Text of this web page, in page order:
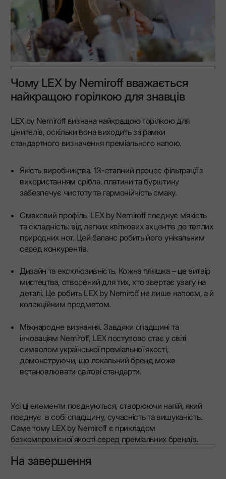
Чому LEX by Nemiroff вважається
найкращою горілкою для знавців
LEX by Nemiroff визнана найкращою горілкою для
цінителів, оскільки вона виходить за рамки
стандартного визначення преміального напою.
Якість виробництва. 13-етапний процес фільтрації з
використанням срібла, платини та бурштину
забезпечує чистоту та гармонійність смаку.
Смаковий профіль. LEX by Nemiroff поєднує м’якість
та складність: від легких квіткових акцентів до теплих
природних нот. Цей баланс робить його унікальним
серед конкурентів.
Дизайн та ексклюзивність. Кожна пляшка – це витвір
мистецтва, створений для тих, хто звертає увагу на
деталі. Це робить LEX by Nemiroff не лише напоєм, а й
колекційним предметом.
Міжнародне визнання. Завдяки спадщині та
інноваціям Nemiroff, LEX поступово стає у світі
символом української преміальної якості,
демонструючи, що локальний бренд може
встановлювати світові стандарти.
Усі ці елементи поєднуються, створюючи напій, який
поєднує в собі спадщину, сучасність та вишуканість.
Саме тому LEX by Nemiroff є прикладом
безкомпромісної якості серед преміальних брендів.
На завершення